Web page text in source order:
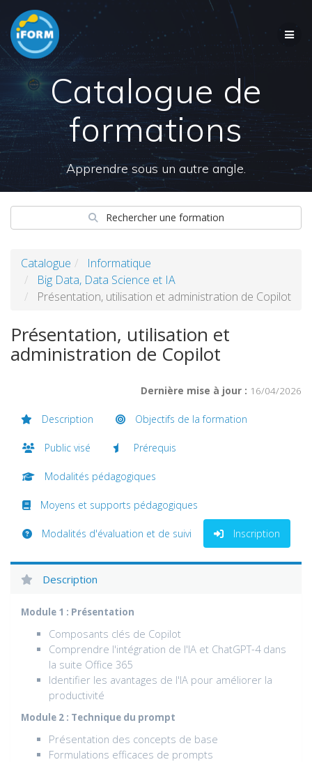
content
Catalogue de
formations
Apprendre sous un autre angle.
Rechercher une formation
Catalogue
Informatique
Big Data, Data Science et IA
Présentation, utilisation et administration de Copilot
Présentation, utilisation et
administration de Copilot
Dernière mise à jour : 16/04/2026
Description Objectifs de la formation
Public visé Prérequis
Modalités pédagogiques
Moyens et supports pédagogiques
Modalités d'évaluation et de suivi Inscription
Description
Module 1 : Présentation
Composants clés de Copilot
Comprendre l'intégration de l'IA et ChatGPT-4 dans
la suite Office 365
Identifier les avantages de l'IA pour améliorer la
productivité
Module 2 : Technique du prompt
Présentation des concepts de base
Formulations efficaces de prompts